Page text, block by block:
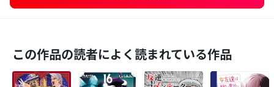
この作品の読者によく読まれている作品